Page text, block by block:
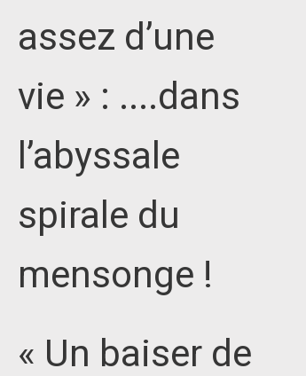
assez d’une
vie » : ....dans
l’abyssale
spirale du
mensonge !
« Un baiser de